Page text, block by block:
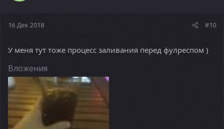
16 Дек 2018 #10
У меня тут тоже процесс заливания перед фулреспом )
Вложения